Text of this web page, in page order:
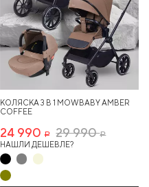
КОЛЯСКА 3 В 1 MOWBABY AMBER
COFFEE
24 990 Р 29 990Р
НАШЛИ ДЕШЕВЛЕ?